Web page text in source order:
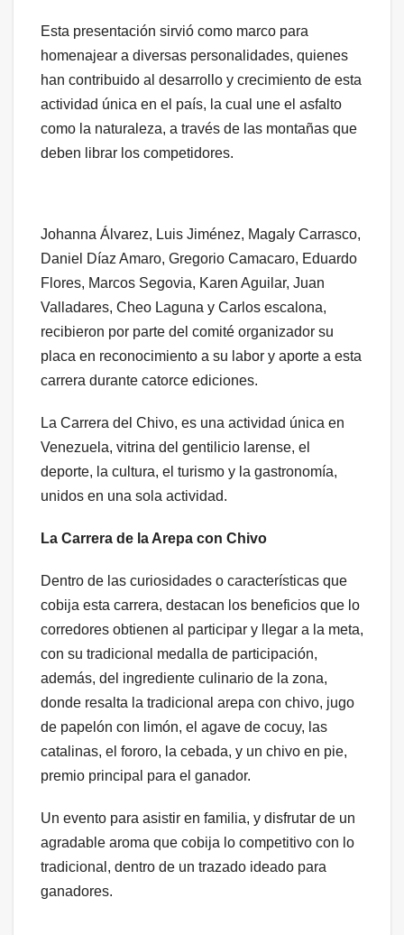
Esta presentación sirvió como marco para
homenajear a diversas personalidades, quienes
han contribuido al desarrollo y crecimiento de esta
actividad única en el país, la cual une el asfalto
como la naturaleza, a través de las montañas que
deben librar los competidores.
Johanna Álvarez, Luis Jiménez, Magaly Carrasco,
Daniel Díaz Amaro, Gregorio Camacaro, Eduardo
Flores, Marcos Segovia, Karen Aguilar, Juan
Valladares, Cheo Laguna y Carlos escalona,
recibieron por parte del comité organizador su
placa en reconocimiento a su labor y aporte a esta
carrera durante catorce ediciones.
La Carrera del Chivo, es una actividad única en
Venezuela, vitrina del gentilicio larense, el
deporte, la cultura, el turismo y la gastronomía,
unidos en una sola actividad.
La Carrera de la Arepa con Chivo
Dentro de las curiosidades o características que
cobija esta carrera, destacan los beneficios que lo
corredores obtienen al participar y llegar a la meta,
con su tradicional medalla de participación,
además, del ingrediente culinario de la zona,
donde resalta la tradicional arepa con chivo, jugo
de papelón con limón, el agave de cocuy, las
catalinas, el fororo, la cebada, y un chivo en pie,
premio principal para el ganador.
Un evento para asistir en familia, y disfrutar de un
agradable aroma que cobija lo competitivo con lo
tradicional, dentro de un trazado ideado para
ganadores.